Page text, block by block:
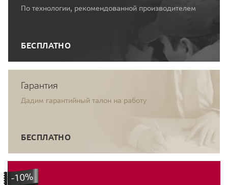
По технологии, рекомендованной производителем
БЕСПЛАТНО
Гарантия
Дадим гарантийный талон на работу
БЕСПЛАТНО